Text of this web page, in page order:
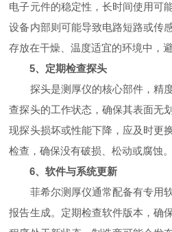
电子元件的稳定性，长时间使用可
设备内部则可能导致电路短路或传
存放在干燥、温度适宜的环境中，
5、定期检查探头
探头是测厚仪的核心部件，精度
查探头的工作状态，确保其表面无
现探头损坏或性能下降，应及时更
检查，确保没有破损、松动或腐蚀。
6、软件与系统更新
菲希尔测厚仪通常配备有专用软
报告生成。定期检查软件版本，确